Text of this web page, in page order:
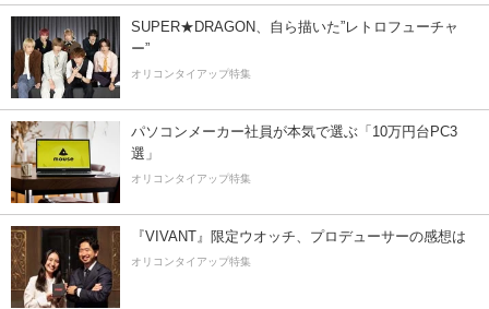
SUPER★DRAGON、自ら描いた”レトロフューチャ
ー”
オリコンタイアップ特集
パソコンメーカー社員が本気で選ぶ「10万円台PC3
選」
オリコンタイアップ特集
『VIVANT』限定ウオッチ、プロデューサーの感想は
オリコンタイアップ特集